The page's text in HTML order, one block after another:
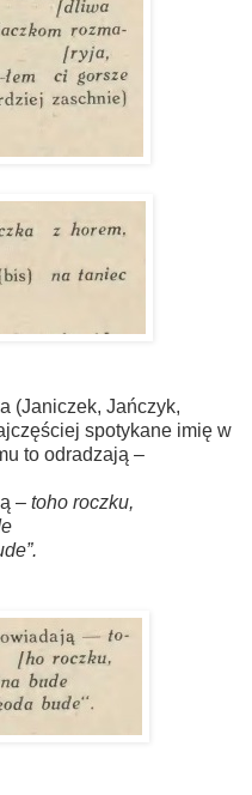
(Janiczek, Jańczyk,
spotykane imię w
to odradzają –
–toho roczku,